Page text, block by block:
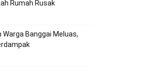
Rumah Rusak
Banggai Meluas,